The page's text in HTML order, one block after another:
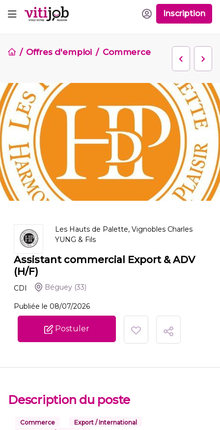
Inscription
Offres d'emploi Commerce
Les Hauts de Palette, Vignobles Charles
YUNG & Fils
Assistant commercial Export & ADV
(H/F)
CDI Béguey (33)
Publiée le 08/07/2026
Postuler
Description du poste
Commerce
Export / International